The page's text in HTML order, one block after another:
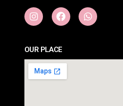
OUR PLACE